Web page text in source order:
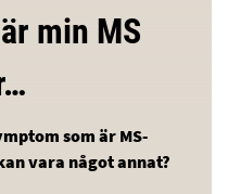
min MS
som är MS-
vara något annat?